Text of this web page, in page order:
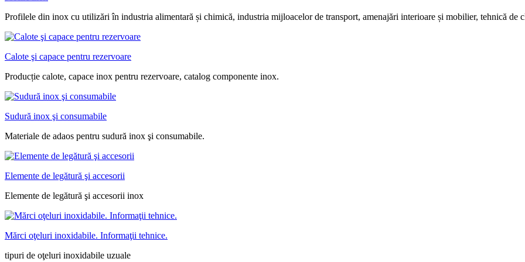
Profilele din inox cu utilizări în industria alimentară și chimică, industria mijloacelor de transport, amenajări interioare și mobilier, tehnică de
Calote şi capace pentru rezervoare
Producție calote, capace inox pentru rezervoare, catalog componente inox.
Sudură inox şi consumabile
Materiale de adaos pentru sudură inox şi consumabile.
Elemente de legătură şi accesorii
Elemente de legătură şi accesorii inox
Mărci oţeluri inoxidabile. Informaţii tehnice.
tipuri de oţeluri inoxidabile uzuale